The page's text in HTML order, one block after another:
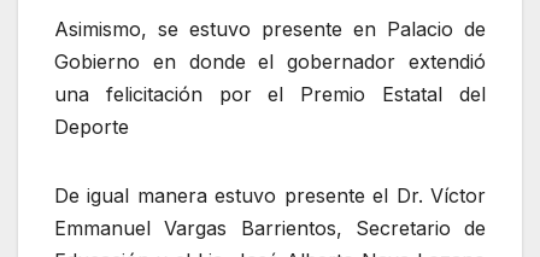
Asimismo, se estuvo presente en Palacio de
Gobierno en donde el gobernador extendió
una felicitación por el Premio Estatal del
Deporte
De igual manera estuvo presente el Dr. Víctor
Emmanuel Vargas Barrientos, Secretario de